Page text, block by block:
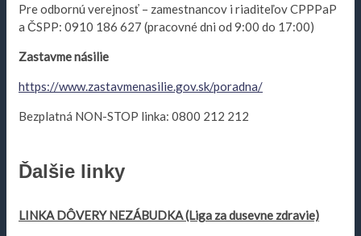
Pre odbornú verejnosť – zamestnancov i riaditeľov CPPPaP
a ČSPP: 0910 186 627 (pracovné dni od 9:00 do 17:00)
Zastavme násilie
https://www.zastavmenasilie.gov.sk/poradna/
Bezplatná NON-STOP linka: 0800 212 212
Ďalšie linky
LINKA DÔVERY NEZÁBUDKA (Liga za dusevne zdravie)